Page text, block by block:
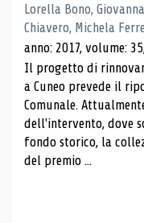
Lorella Bono,
Chiavero, Michela
anno: 2017, volume:
Il progetto di
a Cuneo prevede il
Comunale.
dell'intervento, dove
fondo storico, la
del premio ...